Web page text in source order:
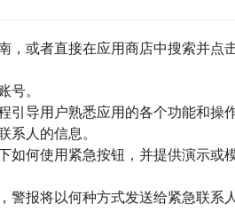
，或者直接在应用商店中搜索并点
号。
导用户熟悉应用的各个功能和操作
系人的信息。
如何使用紧急按钮，并提供演示或
报将以何种方式发送给紧急联系人